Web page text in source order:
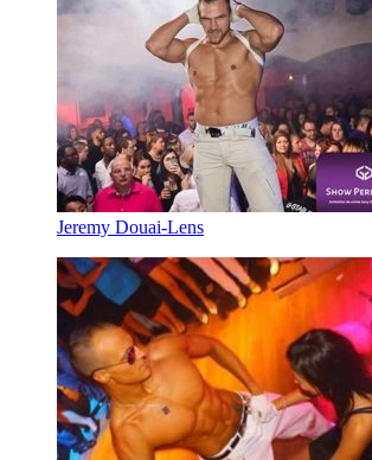
Jeremy Douai-Lens